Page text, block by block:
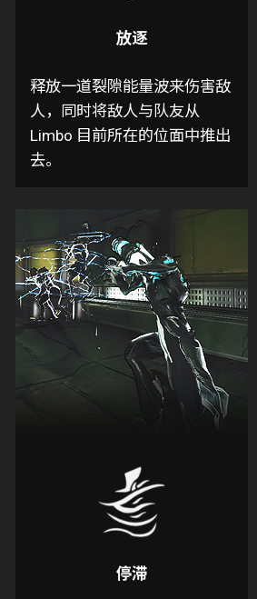
放逐
释放一道裂隙能量波来伤害敌
人，同时将敌人与队友从
Limbo 目前所在的位面中推出
去。
停滞